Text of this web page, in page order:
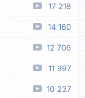
07.08
07.08
07.08
07.08
07.08
17 218
14 160
12 706
11 997
10 237